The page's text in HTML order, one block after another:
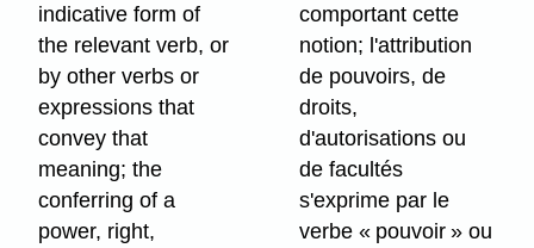
indicative form of
the relevant verb, or
by other verbs or
expressions that
convey that
meaning; the
conferring of a
power, right,
comportant cette
notion; l'attribution
de pouvoirs, de
droits,
d'autorisations ou
de facultés
s'exprime par le
verbe « pouvoir » ou